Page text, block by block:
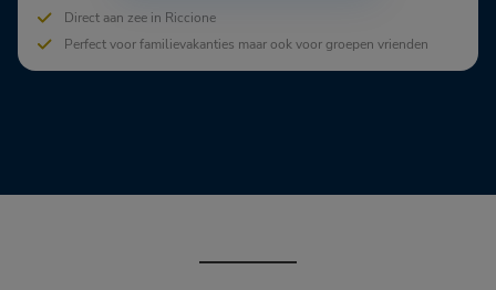
Direct aan zee in Riccione
Perfect voor familievakanties maar ook voor groepen vrienden